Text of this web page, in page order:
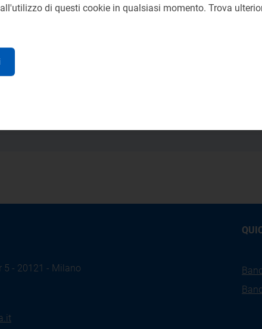
5 - 20121 - Milano
di questi cookie in qualsiasi momento. Trova